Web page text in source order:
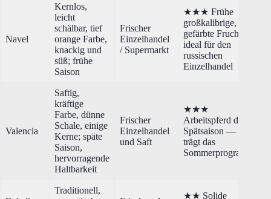
Navel
Kernlos,
leicht
schälbar, tief
orange Farbe,
knackig und
süß; frühe
Saison
Frischer
Einzelhandel
/ Supermarkt
★★★ Frühe
großkalibrige, gut
gefärbte Frucht —
ideal für den
russischen
Einzelhandel
Valencia
Saftig,
kräftige
Farbe, dünne
Schale, einige
Kerne; späte
Saison,
hervorragende
Haltbarkeit
Frischer
Einzelhandel
und Saft
★★★
Arbeitspferd der
Spätsaison —
trägt das
Sommerprogramm
Traditionell,
★★ Solide